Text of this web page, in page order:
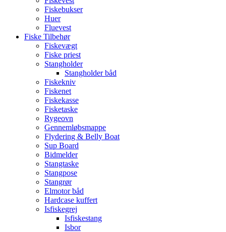
Fiskebukser
Huer
Fluevest
Fiske Tilbehør
Fiskevægt
Fiske priest
Stangholder
Stangholder båd
Fiskekniv
Fiskenet
Fiskekasse
Fisketaske
Rygeovn
Gennemløbsmappe
Flydering & Belly Boat
Sup Board
Bidmelder
Stangtaske
Stangpose
Stangrør
Elmotor båd
Hardcase kuffert
Isfiskegrej
Isfiskestang
Isbor